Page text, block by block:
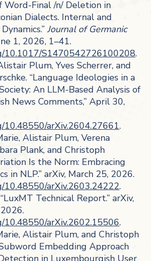
Word-Final /n/ Deletion in
Dialects. Internal and
Journal of Germanic
1, 2026, 1–41.
10.1017/S1470542726100208.
Plum, Yves Scherrer, and
“Language Ideologies in a
An LLM-Based Analysis of
News Comments,” April 30,
10.48550/arXiv.2604.27661.
Alistair Plum, Verena
Plank, and Christoph
Is the Norm: Embracing
in NLP.” arXiv, March 25, 2026.
10.48550/arXiv.2603.24222.
Technical Report.” arXiv,
10.48550/arXiv.2602.15506.
Alistair Plum, and Christoph
Embedding Approach
in Luxembourgish User